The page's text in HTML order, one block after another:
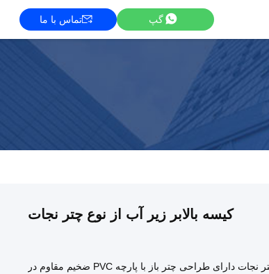
گپ تماس با ما
کیسه بالابر زیر آب از نوع چتر نجات
کیسه های بالابر زیر آب نوع چتر نجات دارای طراحی چتر باز با پارچه PVC ضخیم مقاوم در